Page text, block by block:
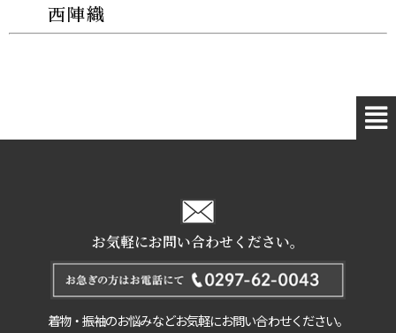
西陣織
お気軽にお問い合わせください。
着物・振袖のお悩みなどお気軽にお問い合わせください。